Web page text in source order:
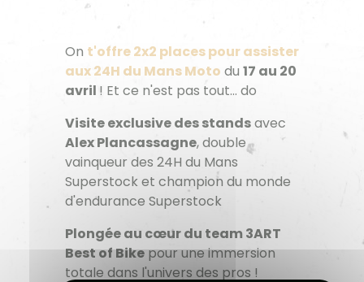
On t'offre 2x2 places pour assister
aux 24H du Mans Motodu17 au 20
avril! Et ce n'est pas tout... do
Visite exclusive des standsavec
Alex Plancassagne, double
vainqueur des 24H du Mans
Superstock et champion du monde
d'endurance Superstock
Plongée au cœur du team 3ART
Best of Bikepour une immersion
totale dans l'univers des pros !